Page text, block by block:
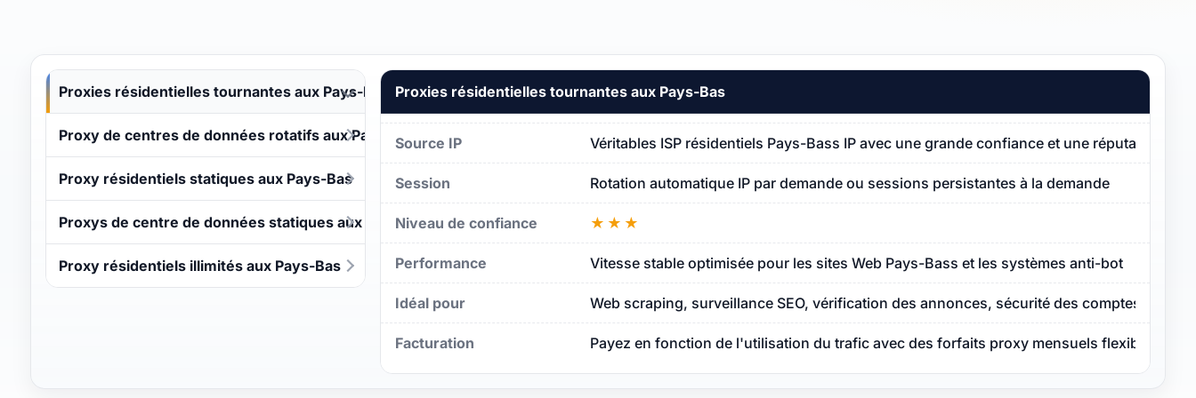
Proxies résidentielles tournantes aux Pays-Bas
Proxy de centres de données rotatifs aux Pays-Bas
Proxy résidentiels statiques aux Pays-Bas
Proxys de centre de données statiques aux Pays-Bas
Proxy résidentiels illimités aux Pays-Bas
Proxies résidentielles tournantes aux Pays-Bas
Source IP Véritables ISP résidentiels Pays-Bass IP avec une grande confiance et une réputation de
Session Rotation automatique IP par demande ou sessions persistantes à la demande
Niveau de confiance ★★★
Performance Vitesse stable optimisée pour les sites Web Pays-Bass et les systèmes anti-bot
Idéal pour Web scraping, surveillance SEO, vérification des annonces, sécurité des comptes
Facturation Payez en fonction de l'utilisation du trafic avec des forfaits proxy mensuels flexibles